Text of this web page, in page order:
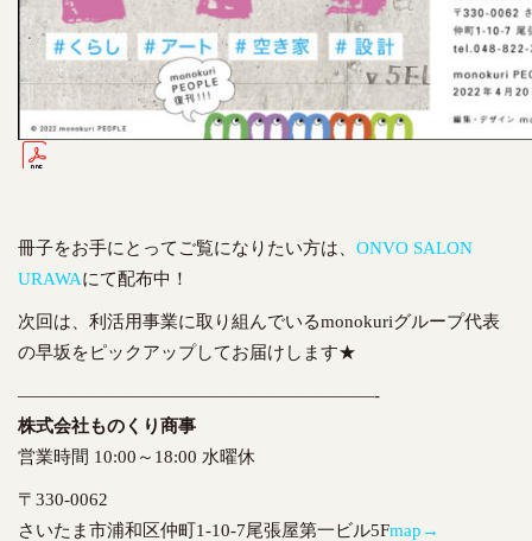
冊子をお手にとってご覧になりたい方は、 ONVO SALON
URAWAにて配布中！
次回は、利活用事業に取り組んでいるmonokuriグループ代表
の早坂をピックアップしてお届けします★
————————————————————-
株式会社ものくり商事
営業時間 10:00～18:00 水曜休
〒330-0062
さいたま市浦和区仲町1-10-7尾張屋第一ビル5Fmap→